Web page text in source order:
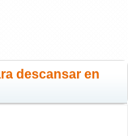
descansar en